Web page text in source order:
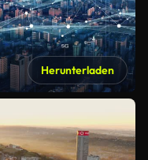
Herunterladen